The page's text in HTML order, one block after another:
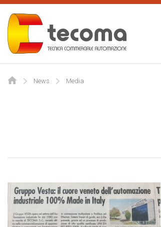
News Media